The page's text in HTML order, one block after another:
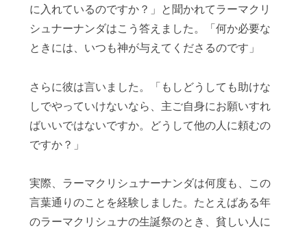
に入れているのですか？」と聞かれてラーマクリ
シュナーナンダはこう答えました。「何か必要な
ときには、いつも神が与えてくださるのです」
さらに彼は言いました。「もしどうしても助けな
しでやっていけないなら、主ご自身にお願いすれ
ばいいではないですか。どうして他の人に頼むの
ですか？」
実際、ラーマクリシュナーナンダは何度も、この
言葉通りのことを経験しました。たとえばある年
のラーマクリシュナの生誕祭のとき、貧しい人に